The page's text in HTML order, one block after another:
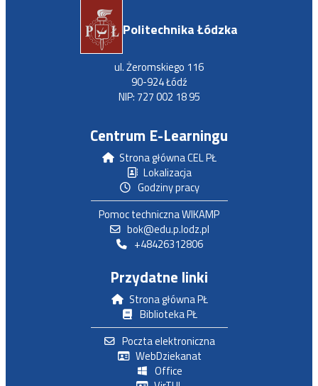
Politechnika Łódzka
ul. Żeromskiego 116
90-924 Łódź
NIP: 727 002 18 95
Centrum E-Learningu
Strona główna CEL PŁ
Lokalizacja
Godziny pracy
Pomoc techniczna WIKAMP
bok@edu.p.lodz.pl
+48426312806
Przydatne linki
Strona główna PŁ
Biblioteka PŁ
Poczta elektroniczna
WebDziekanat
Office